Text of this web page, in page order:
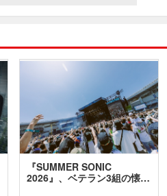
『SUMMER SONIC
2026』、ベテラン3組の懐…